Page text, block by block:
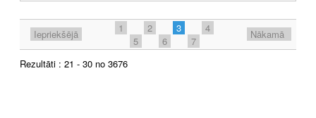
Iepriekšējā 1 2 3
4
5
6 7
Nākamā
Rezultāti : 21 - 30 no 3676